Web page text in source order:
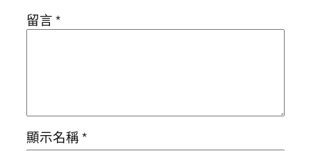
留言*
顯示名稱*